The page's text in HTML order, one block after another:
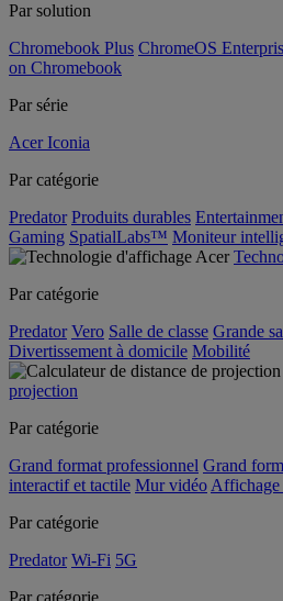
Par solution
Chromebook Plus ChromeOS
on Chromebook
Par série
Acer Iconia
Par catégorie
Predator Produits durables
Gaming SpatialLabs™ Moniteur
Par catégorie
Predator Vero Salle de classe Grande
Divertissement à domicile Mobilité
projection
Par catégorie
Grand format professionnel Grand
interactif et tactile Mur vidéo
Par catégorie
Predator Wi-Fi 5G
Par catégorie